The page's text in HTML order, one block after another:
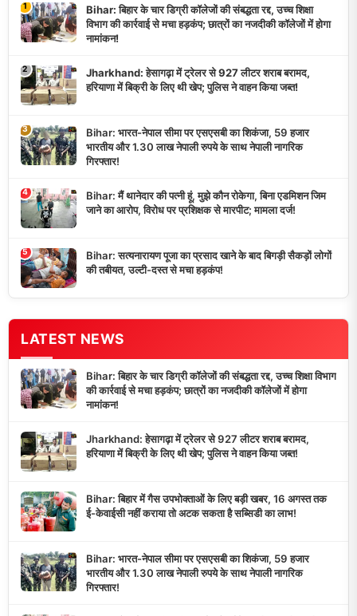
1
Bihar: बिहार के चार डिग्री कॉलेजों की संबद्धता रद्द, उच्च शिक्षा
विभाग की कार्रवाई से मचा हड़कंप; छात्रों का नजदीकी कॉलेजों में होगा
नामांकन!
2
Jharkhand: हेसागढ़ा में ट्रेलर से 927 लीटर शराब बरामद,
हरियाणा में बिक्री के लिए थी खेप; पुलिस ने वाहन किया जब्त!
3
Bihar: भारत-नेपाल सीमा पर एसएसबी का शिकंजा, 59 हजार
भारतीय और 1.30 लाख नेपाली रुपये के साथ नेपाली नागरिक
गिरफ्तार!
4
Bihar: मैं थानेदार की पत्नी हूं, मुझे कौन रोकेगा, बिना एडमिशन जिम
जाने का आरोप, विरोध पर प्रशिक्षक से मारपीट; मामला दर्ज!
5
Bihar: सत्यनारायण पूजा का प्रसाद खाने के बाद बिगड़ी सैकड़ों लोगों
की तबीयत, उल्टी-दस्त से मचा हड़कंप!
LATEST NEWS
Bihar: बिहार के चार डिग्री कॉलेजों की संबद्धता रद्द, उच्च शिक्षा विभाग
की कार्रवाई से मचा हड़कंप; छात्रों का नजदीकी कॉलेजों में होगा
नामांकन!
Jharkhand: हेसागढ़ा में ट्रेलर से 927 लीटर शराब बरामद,
हरियाणा में बिक्री के लिए थी खेप; पुलिस ने वाहन किया जब्त!
Bihar: बिहार में गैस उपभोक्ताओं के लिए बड़ी खबर, 16 अगस्त तक
ई-केवाईसी नहीं कराया तो अटक सकता है सब्सिडी का लाभ!
Bihar: भारत-नेपाल सीमा पर एसएसबी का शिकंजा, 59 हजार
भारतीय और 1.30 लाख नेपाली रुपये के साथ नेपाली नागरिक
गिरफ्तार!